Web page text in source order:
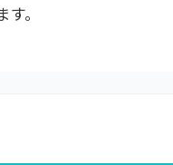
す。